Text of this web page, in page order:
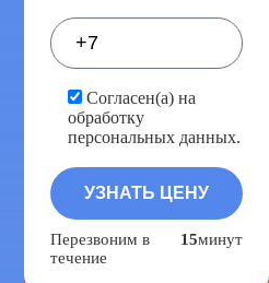
Согласен(а) на
обработку
персональных данных.
Перезвоним в
течение
15минут